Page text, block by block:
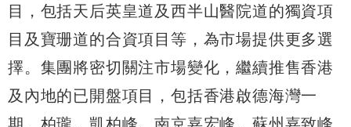
目，包括天后英皇道及西半山醫院道的獨資項
目及寶珊道的合資項目等，為市場提供更多選
擇。集團將密切關注市場變化，繼續推售香港
及內地的已開盤項目，包括香港啟德海灣一
期、柏瓏、凱柏峰、南京嘉宏峰、蘇州嘉致峰